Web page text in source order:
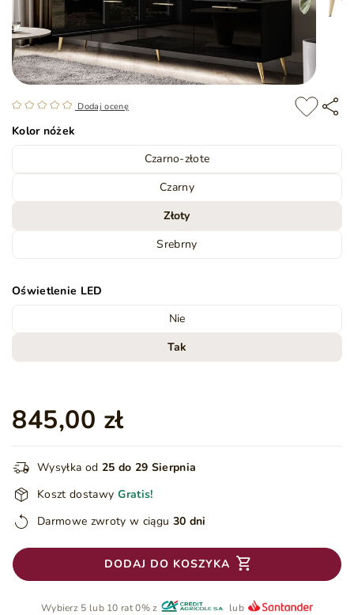
Dodaj ocenę
Kolor nóżek
Czarno-złote
Czarny
Złoty
Srebrny
Oświetlenie LED
Nie
Tak
845,00 zł
Wysyłka od 25 do 29 Sierpnia
Koszt dostawy Gratis!
Darmowe zwroty w ciągu 30 dni
DODAJ DO KOSZYKA
Wybierz 5 lub 10 rat 0% z lub